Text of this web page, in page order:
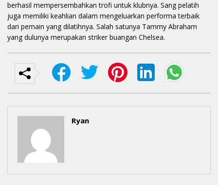
berhasil mempersembahkan trofi untuk klubnya. Sang pelatih
juga memiliki keahlian dalam mengeluarkan performa terbaik
dari pemain yang dilatihnya. Salah satunya Tammy Abraham
yang dulunya merupakan striker buangan Chelsea.
Ryan